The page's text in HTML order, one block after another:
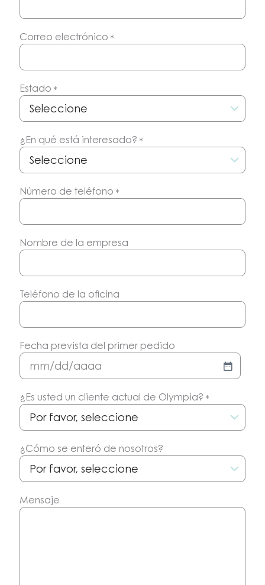
Correo electrónico *
Estado *
¿En qué está interesado? *
Número de teléfono *
Nombre de la empresa
Teléfono de la oficina
Fecha prevista del primer pedido
MM/DD/AAAA
¿Es usted un cliente actual de Olympia? *
¿Cómo se enteró de nosotros?
Mensaje